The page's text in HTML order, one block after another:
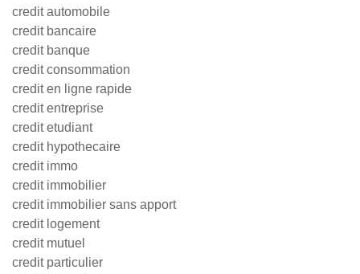
credit automobile
credit bancaire
credit banque
credit consommation
credit en ligne rapide
credit entreprise
credit etudiant
credit hypothecaire
credit immo
credit immobilier
credit immobilier sans apport
credit logement
credit mutuel
credit particulier